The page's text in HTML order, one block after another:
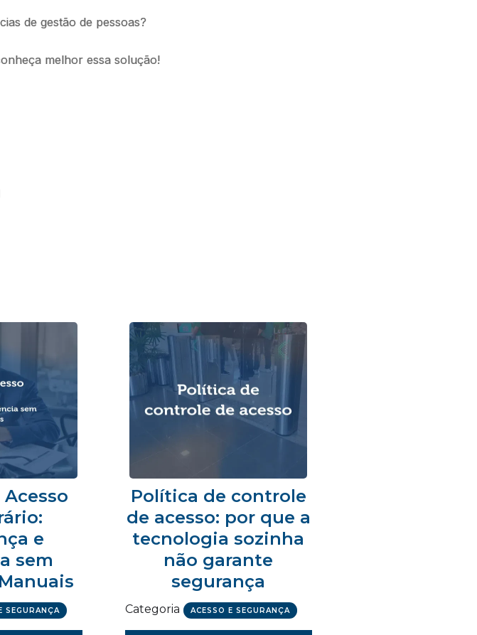
de gestão de pessoas?
melhor essa solução!
e
sem
SEGURANÇA
Política de controle
de acesso: por que a
tecnologia sozinha
não garante
segurança
Categoria ACESSO E SEGURANÇA